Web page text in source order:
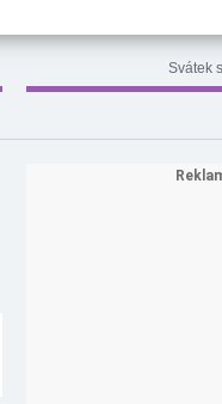
Svátek